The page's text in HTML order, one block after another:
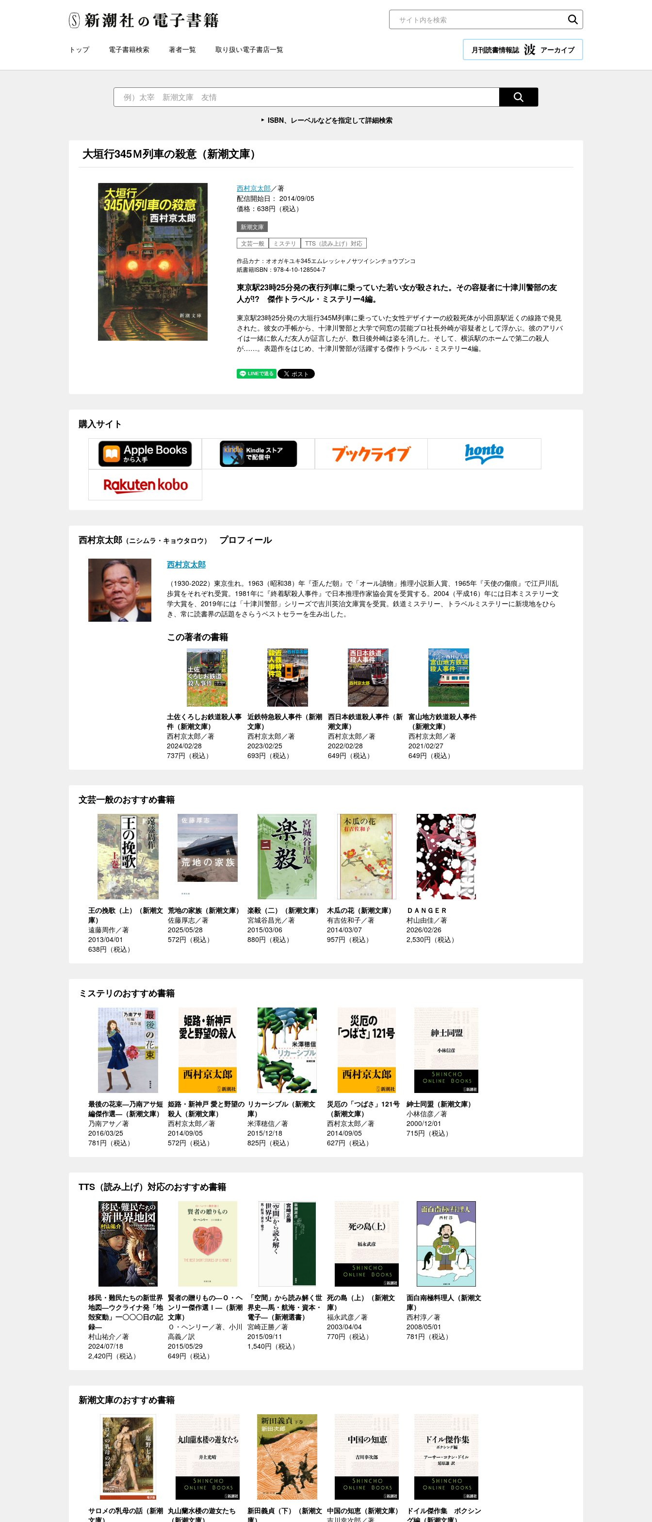
トップ 電子書籍検索 著者一覧 取り扱い電子書店一覧 月刊読書情報誌 アーカイブ
ISBN、レーベルなどを指定して詳細検索
大垣行345Ｍ列車の殺意（新潮文庫）
西村京太郎／著
配信開始日： 2014/09/05
価格：638円（税込）
新潮文庫
文芸一般
ミステリ TTS（読み上げ）対応
作品カナ：オオガキユキ345エムレッシャノサツイシンチョウブンコ
紙書籍ISBN：978-4-10-128504-7
東京駅23時25分発の夜行列車に乗っていた若い女が殺された。その容疑者に十津川警部の友
人が!? 傑作トラベル・ミステリー4編。
東京駅23時25分発の大垣行345M列車に乗っていた女性デザイナーの絞殺死体が小田原駅近くの線路で発見
された。彼女の手帳から、十津川警部と大学で同窓の芸能プロ社長外崎が容疑者として浮かぶ。彼のアリバ
イは一緒に飲んだ友人が証言したが、数日後外崎は姿を消した。そして、横浜駅のホームで第二の殺人
が……。表題作をはじめ、十津川警部が活躍する傑作トラベル・ミステリー4編。
購入サイト
西村京太郎 （ニシムラ・キョウタロウ） プロフィール
西村京太郎
（1930-2022）東京生れ。1963（昭和38）年『歪んだ朝』で「オール讀物」推理小説新人賞、1965年『天使の傷痕』で江戸川乱
歩賞をそれぞれ受賞。1981年に『終着駅殺人事件』で日本推理作家協会賞を受賞する。2004（平成16）年には日本ミステリー文
学大賞を、2019年には「十津川警部」シリーズで吉川英治文庫賞を受賞。鉄道ミステリー、トラベルミステリーに新境地をひら
き、常に読書界の話題をさらうベストセラーを生み出した。
この著者の書籍
土佐くろしお鉄道殺人事
件（新潮文庫）
西村京太郎／著
2024/02/28
737円（税込）
近鉄特急殺人事件（新潮
文庫）
西村京太郎／著
2023/02/25
693円（税込）
西日本鉄道殺人事件（新
潮文庫）
西村京太郎／著
2022/02/28
649円（税込）
富山地方鉄道殺人事件
（新潮文庫）
西村京太郎／著
2021/02/27
649円（税込）
文芸一般のおすすめ書籍
王の挽歌（上）（新潮文
庫）
遠藤周作／著
2013/04/01
638円（税込）
荒地の家族（新潮文庫）
佐藤厚志／著
2025/05/28
572円（税込）
楽毅（二）（新潮文庫）
宮城谷昌光／著
2015/03/06
880円（税込）
木瓜の花（新潮文庫）
有吉佐和子／著
2014/03/07
957円（税込）
ＤＡＮＧＥＲ
村山由佳／著
2026/02/26
2,530円（税込）
ミステリのおすすめ書籍
最後の花束―乃南アサ短
編傑作選―（新潮文庫）
乃南アサ／著
2016/03/25
781円（税込）
姫路・新神戸 愛と野望の
殺人（新潮文庫）
西村京太郎／著
2014/09/05
572円（税込）
リカーシブル（新潮文
庫）
米澤穂信／著
2015/12/18
825円（税込）
災厄の「つばさ」121号
（新潮文庫）
西村京太郎／著
2014/09/05
627円（税込）
紳士同盟（新潮文庫）
小林信彦／著
2000/12/01
715円（税込）
TTS（読み上げ）対応のおすすめ書籍
移民・難民たちの新世界
地図―ウクライナ発「地
殻変動」一〇〇〇日の記
録―
村山祐介／著
2024/07/18
2,420円（税込）
賢者の贈りもの―Ｏ・ヘ
ンリー傑作選Ｉ―（新潮
文庫）
Ｏ・ヘンリー／著、小川
高義／訳
2015/05/29
649円（税込）
「空間」から読み解く世
界史―馬・航海・資本・
電子―（新潮選書）
宮崎正勝／著
2015/09/11
1,540円（税込）
死の島（上）（新潮文
庫）
福永武彦／著
2003/04/04
770円（税込）
面白南極料理人（新潮文
庫）
西村淳／著
2008/05/01
781円（税込）
新潮文庫のおすすめ書籍
サロメの乳母の話（新潮 丸山蘭水楼の遊女たち
新田義貞（下）（新潮文 中国の知恵（新潮文庫）
ドイル傑作集 ボクシン